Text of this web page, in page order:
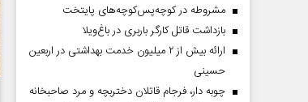
مشروطه در کوچه‌پس‌کوچه‌های پایتخت
بازداشت قاتل کارگر باربری در باغ‌ویلا
ارائه بیش از ۲ میلیون خدمت بهداشتی در اربعین
حسینی
چوبه دار، فرجام قاتلان دختربچه و مرد صاحبخانه